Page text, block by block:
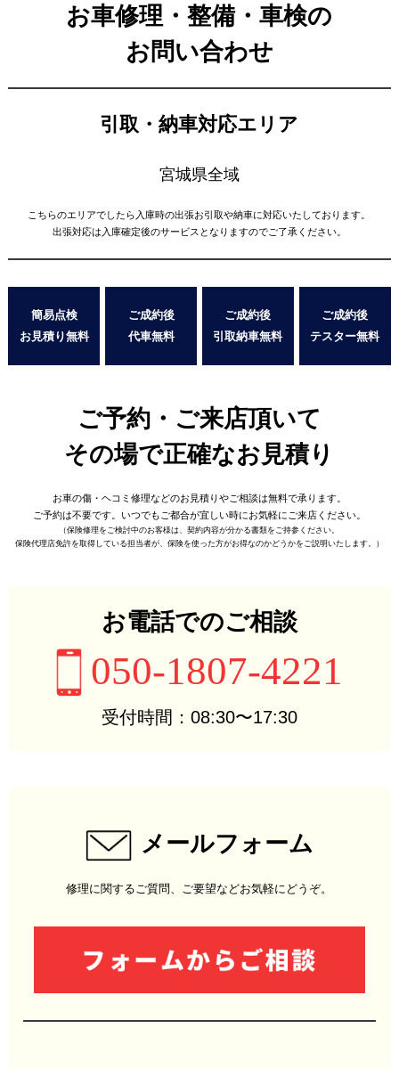
お車修理・整備・車検の
お問い合わせ
引取・納車対応エリア
宮城県全域
こちらのエリアでしたら入庫時の出張お引取や納車に対応いたしております。
出張対応は入庫確定後のサービスとなりますのでご了承ください。
簡易点検
お見積り無料
ご成約後
代車無料
ご成約後
引取納車無料
ご成約後
テスター無料
ご予約・ご来店頂いて
その場で正確なお見積り
お車の傷・ヘコミ修理などのお見積りやご相談は無料で承ります。
ご予約は不要です。 いつでもご都合が宜しい時にお気軽にご来店ください。
（保険修理をご検討中のお客様は、契約内容が分かる書類をご持参ください。
保険代理店免許を取得している担当者が、 保険を使った方がお得なのかどうかをご説明いたします。）
お電話でのご相談
050-1807-4221
受付時間：08:30〜17:30
メールフォーム
修理に関するご質問、ご要望などお気軽にどうぞ。